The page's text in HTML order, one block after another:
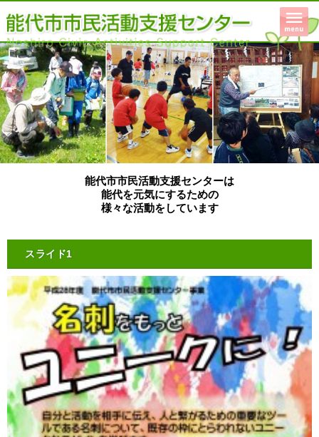
能代市市民活動支援センターは
能代を元気にするための
様々な活動をしています
スライド1